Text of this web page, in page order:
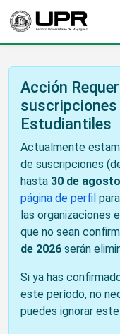
Acción
suscripciones
Estudiantiles
Actualmente
de suscripciones
hasta 30 de
página de perfil
las organizaciones
que no sean
de 2026 serán
Si ya has
este período, no
puedes ignorar